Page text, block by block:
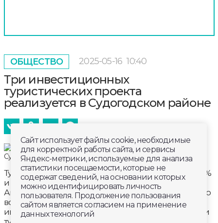
ОБЩЕСТВО 2025-05-16 10:40
Три инвестиционных
туристических проекта
реализуется в Судогодском районе
Турпоток в Судогодский район стал больше на 50%
и продолжит расти. Глава региона Александр
Авдеев в ходе своей рабочей поездки отметил, что
всё больше предпринимателей проявляют
интерес к созданию глэмпингов, автокемпингов и
Сайт использует файлы cookie, необходимые
для корректной работы сайта, и сервисы
Яндекс-метрики, используемые для анализа
статистики посещаемости, которые не
содержат сведений, на основании которых
можно идентифицировать личность
пользователя. Продолжение пользования
сайтом является согласием на применение
данных технологий